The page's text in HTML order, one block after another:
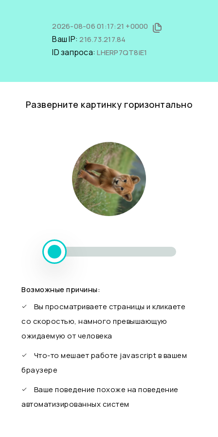
2026-08-06 01:17:21 +0000
Ваш IP:216.73.217.84
ID запроса:LHERP7QT8iE1
Разверните картинку горизонтально
Возможные причины:
Вы просматриваете страницы и кликаете
со скоростью, намного превышающую
ожидаемую от человека
Что-то мешает работе javascript в вашем
браузере
Ваше поведение похоже на поведение
автоматизированных систем